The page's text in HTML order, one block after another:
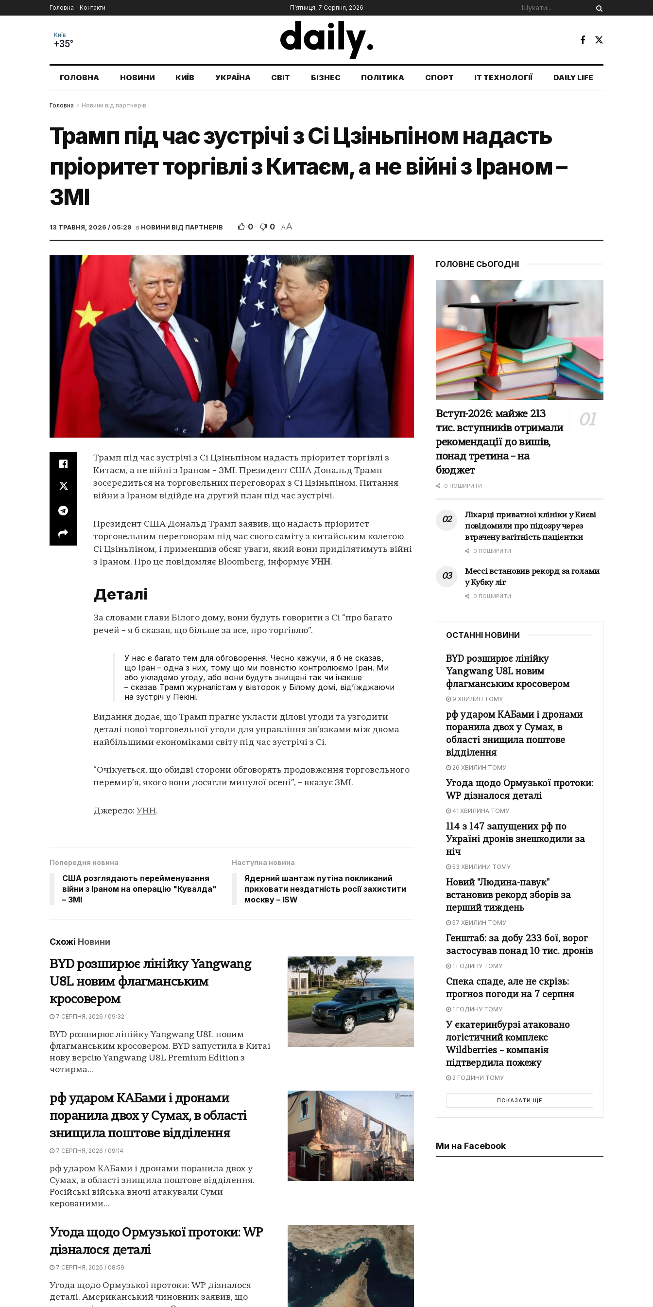
Головна Контакти П’ятниця, 7 Серпня, 2026
Київ
+35°
ГОЛОВНА НОВИНИ КИЇВ УКРАЇНА СВІТ БІЗНЕС ПОЛІТИКА СПОРТ IT ТЕХНОЛОГІЇ DAILY LIFE
Головна Новини від партнерів
Трамп під час зустрічі з Сі Цзіньпіном надасть
пріоритет торгівлі з Китаєм, а не війні з Іраном –
ЗМІ
13 ТРАВНЯ, 2026 / 05:29 в НОВИНИ ВІД ПАРТНЕРІВ 0 0 AA
Трамп під час зустрічі з Сі Цзіньпіном надасть пріоритет торгівлі з
Китаєм, а не війні з Іраном – ЗМІ. Президент США Дональд Трамп
зосередиться на торговельних переговорах з Сі Цзіньпіном. Питання
війни з Іраном відійде на другий план під час зустрічі.
Президент США Дональд Трамп заявив, що надасть пріоритет
торговельним переговорам під час свого саміту з китайським колегою
Сі Цзіньпіном, і применшив обсяг уваги, який вони приділятимуть війні
з Іраном. Про це повідомляє Bloomberg, інформує УНН.
Деталі
За словами глави Білого дому, вони будуть говорити з Сі “про багато
речей – я б сказав, що більше за все, про торгівлю”.
У нас є багато тем для обговорення. Чесно кажучи, я б не сказав,
що Іран – одна з них, тому що ми повністю контролюємо Іран. Ми
або укладемо угоду, або вони будуть знищені так чи інакше
– сказав Трамп журналістам у вівторок у Білому домі, від’їжджаючи
на зустріч у Пекіні.
Видання додає, що Трамп прагне укласти ділові угоди та узгодити
деталі нової торговельної угоди для управління зв’язками між двома
найбільшими економіками світу під час зустрічі з Сі.
“Очікується, що обидві сторони обговорять продовження торговельного
перемир’я, якого вони досягли минулої осені”, – вказує ЗМІ.
Джерело: УНН.
Попередня новина
США розглядають перейменування
війни з Іраном на операцію "Кувалда"
– ЗМІ
Наступна новина
Ядерний шантаж путіна покликаний
приховати нездатність росії захистити
москву – ISW
Схожі Новини
BYD розширює лінійку Yangwang
U8L новим флагманським
кросовером
7 СЕРПНЯ, 2026 / 09:32
BYD розширює лінійку Yangwang U8L новим
флагманським кросовером. BYD запустила в Китаї
нову версію Yangwang U8L Premium Edition з
чотирма...
рф ударом КАБами і дронами
поранила двох у Сумах, в області
знищила поштове відділення
7 СЕРПНЯ, 2026 / 09:14
рф ударом КАБами і дронами поранила двох у
Сумах, в області знищила поштове відділення.
Російські війська вночі атакували Суми
керованими...
Угода щодо Ормузької протоки: WP
дізналося деталі
7 СЕРПНЯ, 2026 / 08:59
Угода щодо Ормузької протоки: WP дізналося
деталі. Американський чиновник заявив, що
ГОЛОВНЕ СЬОГОДНІ
Вступ-2026: майже 213
тис. вступників отримали
рекомендації до вишів,
понад третина – на
бюджет
0 ПОШИРИТИ
Лікарці приватної клініки у Києві
повідомили про підозру через
втрачену вагітність пацієнтки
0 ПОШИРИТИ
Мессі встановив рекорд за голами
у Кубку ліг
0 ПОШИРИТИ
ОСТАННІ НОВИНИ
BYD розширює лінійку
Yangwang U8L новим
флагманським кросовером
9 ХВИЛИН ТОМУ
рф ударом КАБами і дронами
поранила двох у Сумах, в
області знищила поштове
відділення
26 ХВИЛИН ТОМУ
Угода щодо Ормузької протоки:
WP дізналося деталі
41 ХВИЛИНА ТОМУ
114 з 147 запущених рф по
Україні дронів знешкодили за
ніч
53 ХВИЛИНИ ТОМУ
Новий "Людина-павук"
встановив рекорд зборів за
перший тиждень
57 ХВИЛИН ТОМУ
Генштаб: за добу 233 бої, ворог
застосував понад 10 тис. дронів
1 ГОДИНУ ТОМУ
Спека спаде, але не скрізь:
прогноз погоди на 7 серпня
1 ГОДИНУ ТОМУ
У єкатеринбурзі атаковано
логістичний комплекс
Wildberries – компанія
підтвердила пожежу
2 ГОДИНИ ТОМУ
ПОКАЗАТИ ЩЕ
Ми на Facebook